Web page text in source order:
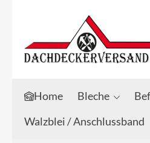
Zum Hauptinhalt springen
Zur Suche springen
Home Bleche
Walzblei / Anschlussband